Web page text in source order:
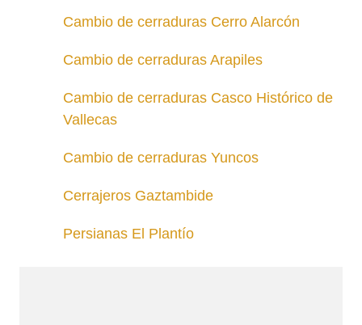
Cambio de cerraduras Cerro Alarcón
Cambio de cerraduras Arapiles
Cambio de cerraduras Casco Histórico de
Vallecas
Cambio de cerraduras Yuncos
Cerrajeros Gaztambide
Persianas El Plantío